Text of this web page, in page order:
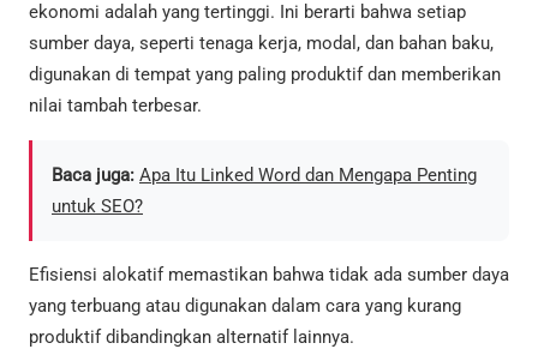
ekonomi adalah yang tertinggi. Ini berarti bahwa setiap
sumber daya, seperti tenaga kerja, modal, dan bahan baku,
digunakan di tempat yang paling produktif dan memberikan
nilai tambah terbesar.
Baca juga: Apa Itu Linked Word dan Mengapa Penting
untuk SEO?
Efisiensi alokatif memastikan bahwa tidak ada sumber daya
yang terbuang atau digunakan dalam cara yang kurang
produktif dibandingkan alternatif lainnya.